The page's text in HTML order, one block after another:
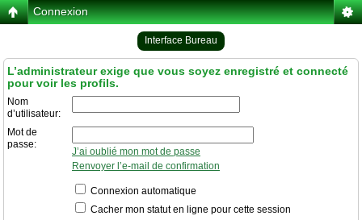
Connexion
Interface Bureau
L’administrateur exige que vous soyez enregistré et connecté
pour voir les profils.
Nom
d’utilisateur:
Mot de
passe:
J’ai oublié mon mot de passe
Renvoyer l’e-mail de confirmation
Connexion automatique
Cacher mon statut en ligne pour cette session